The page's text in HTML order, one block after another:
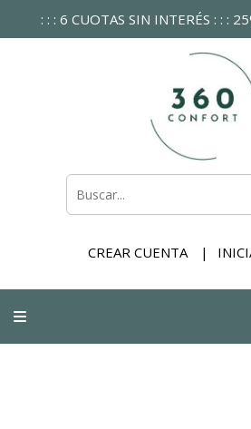
: : : 6 CUOTAS SIN INTERÉS : : :
CREAR CUENTA